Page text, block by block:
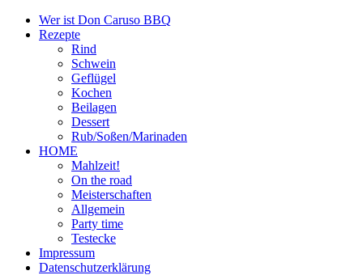
Wer ist Don Caruso BBQ
Rezepte
Rind
Schwein
Geflügel
Kochen
Beilagen
Dessert
Rub/Soßen/Marinaden
HOME
Mahlzeit!
On the road
Meisterschaften
Allgemein
Party time
Testecke
Impressum
Datenschutzerklärung